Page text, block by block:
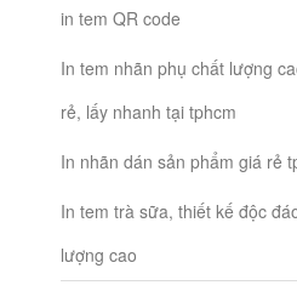
in tem QR code
In tem nhãn phụ chất lượng
rẻ, lấy nhanh tại tphcm
In nhãn dán sản phẩm giá rẻ
In tem trà sữa, thiết kế độc
lượng cao